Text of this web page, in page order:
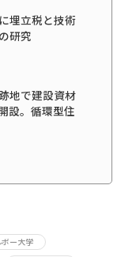
埋立税と技術
研究
地で建設資材
設。循環型住
ー大学